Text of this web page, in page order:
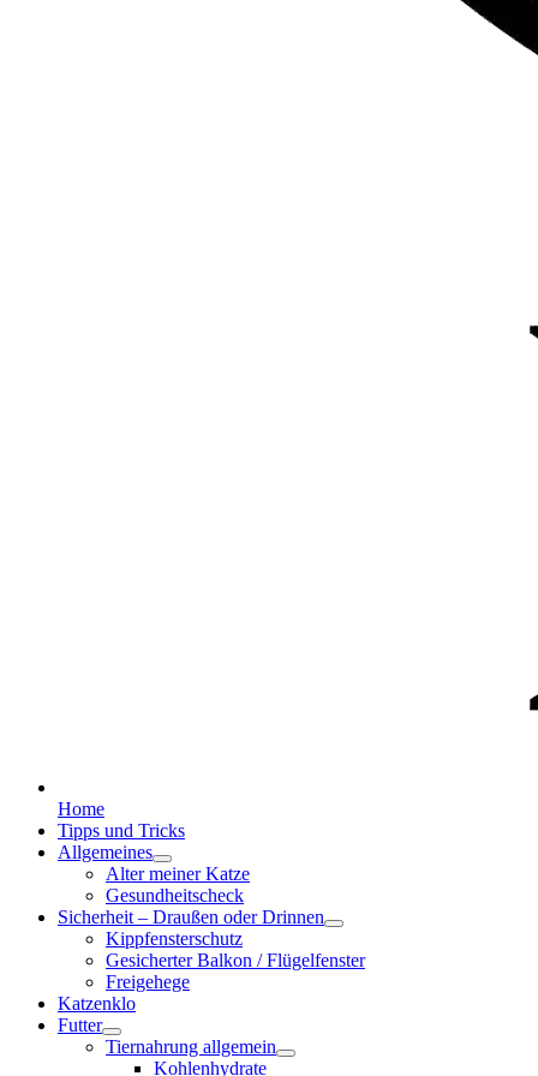
Home
Tipps und Tricks
Allgemeines
Alter meiner Katze
Gesundheitscheck
Sicherheit – Draußen oder Drinnen
Kippfensterschutz
Gesicherter Balkon / Flügelfenster
Freigehege
Katzenklo
Futter
Tiernahrung allgemein
Kohlenhydrate